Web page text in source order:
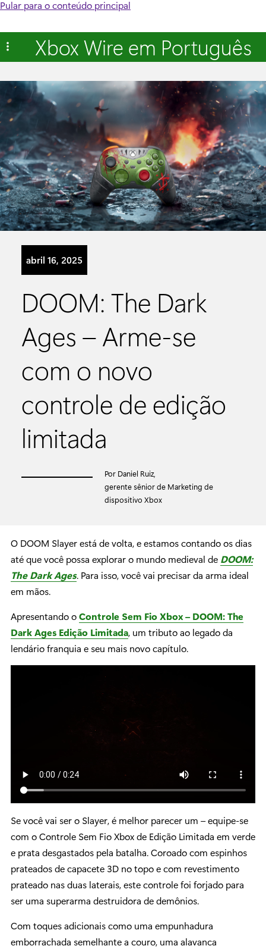
Pular para o conteúdo principal
Xbox Wire em Português
abril 16, 2025
DOOM: The Dark
Ages – Arme-se
com o novo
controle de edição
limitada
Por Daniel Ruiz,
gerente sênior de Marketing de
dispositivo Xbox
O DOOM Slayer está de volta, e estamos contando os dias
até que você possa explorar o mundo medieval de DOOM:
The Dark Ages. Para isso, você vai precisar da arma ideal
em mãos.
Apresentando oControle Sem Fio Xbox – DOOM: The
Dark Ages Edição Limitada, um tributo ao legado da
lendário franquia e seu mais novo capítulo.
Se você vai ser o Slayer, é melhor parecer um – equipe-se
com o Controle Sem Fio Xbox de Edição Limitada em verde
e prata desgastados pela batalha. Coroado com espinhos
prateados de capacete 3D no topo e com revestimento
prateado nas duas laterais, este controle foi forjado para
ser uma superarma destruidora de demônios.
Com toques adicionais como uma empunhadura
emborrachada semelhante a couro, uma alavanca